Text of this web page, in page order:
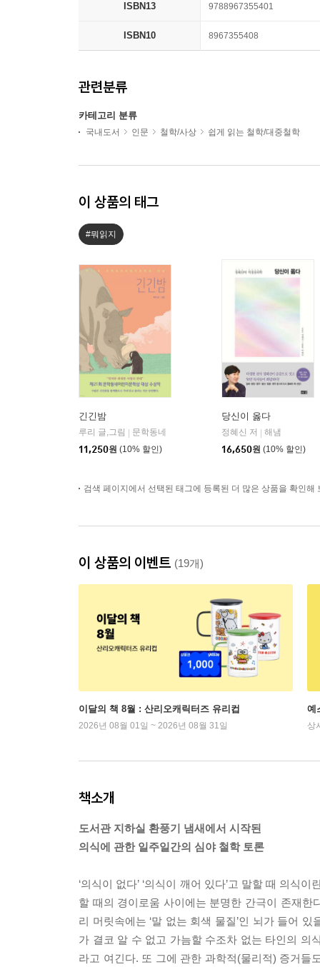
ISBN13 9788967355401
ISBN10 8967355408
관련분류
카테고리 분류
국내도서 인문 철학/사상 쉽게 읽는 철학/대중철학
이 상품의 태그
#뭐읽지
긴긴밤
루리 글,그림
문학동네
11,250원 (10% 할인)
당신이 옳다
정혜신 저
해냄
16,650원 (10% 할인)
검색 페이지에서 선택된 태그에 등록된 더 많은 상품을 확인해
이 상품의 이벤트 (19개)
이달의 책 8월 : 산리오캐릭터즈 유리컵
2026년 08월 01일 ~ 2026년 08월 31일
예
상
책소개
도서관 지하실 환풍기 냄새에서 시작된
의식에 관한 일주일간의 심야 철학 토론
‘의식이 없다’ ‘의식이 깨어 있다’고 말할 때 의식
할 때의 경이로움 사이에는 분명한 간극이 존재
리 머릿속에는 ‘말 없는 회색 물질’인 뇌가 들어
가 결코 알 수 없고 가늠할 수조차 없는 타인의 의
라고 여긴다. 또 그에 관한 과학적(물리적) 증거들